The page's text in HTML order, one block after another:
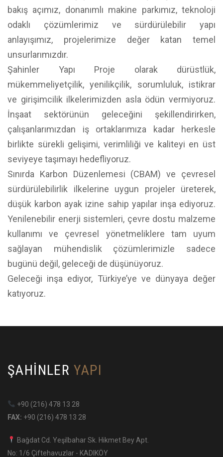
bakış açımız, donanımlı makine parkımız, teknoloji
odaklı çözümlerimiz ve sürdürülebilir yapı
anlayışımız, projelerimize değer katan temel
unsurlarımızdır.
Şahinler Yapı Proje olarak dürüstlük,
mükemmeliyetçilik, yenilikçilik, sorumluluk, istikrar
ve girişimcilik ilkelerimizden asla ödün vermiyoruz.
İnşaat sektörünün geleceğini şekillendirirken,
çalışanlarımızdan iş ortaklarımıza kadar herkesle
birlikte sürekli gelişimi, verimliliği ve kaliteyi en üst
seviyeye taşımayı hedefliyoruz.
Sınırda Karbon Düzenlemesi (CBAM) ve çevresel
sürdürülebilirlik ilkelerine uygun projeler üreterek,
düşük karbon ayak izine sahip yapılar inşa ediyoruz.
Yenilenebilir enerji sistemleri, çevre dostu malzeme
kullanımı ve çevresel yönetmeliklere tam uyum
sağlayan mühendislik çözümlerimizle sadece
bugünü değil, geleceği de düşünüyoruz.
Geleceği inşa ediyor, Türkiye’ye ve dünyaya değer
katıyoruz.
ŞAHINLER YAPI
+90 (216) 478 13 28
FAX: +90 (216) 478 13 28
Bağdat Cd. Yeşilbahar Sk. Hikmet Bey Apt.
No: 1/6 Çiftehavuzlar - KADIKÖY